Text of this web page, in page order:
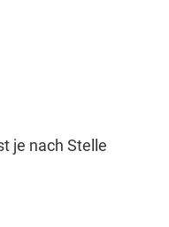
je nach Stelle